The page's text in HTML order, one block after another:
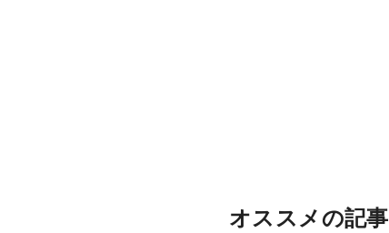
オススメの記事